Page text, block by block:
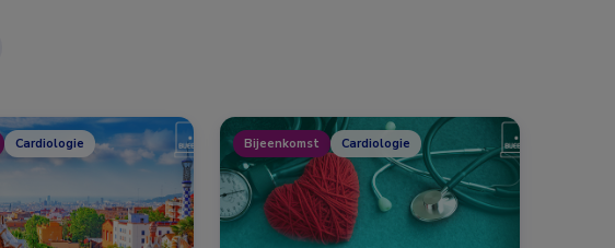
Cardiologie Bijeenkomst Cardiologie